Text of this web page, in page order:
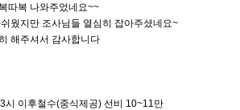
따복 나와주었네요~~
웠지만 조사님들 열심히 잡아주셨네요~
해주셔서 감사합니다
시 이후철수(중식제공) 선비 10~11만